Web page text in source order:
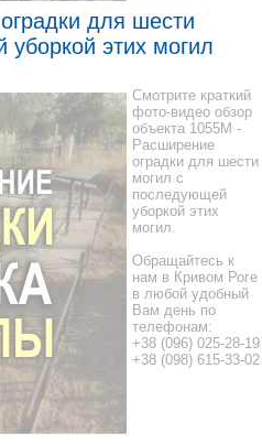
для шести
этих могил
Смотрите краткий
фото-видео обзор
объекта 1055M -
Расширение
оградки для шести
могил с
последующей
уборкой этих
могил.
Обращайтесь к
нам в Кривом Роге
в любой удобный
Вам день по
телефонам:
+38 (096) 025-28-19
+38 (098) 615-33-02